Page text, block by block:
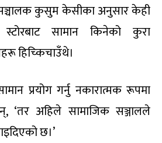
सञ्चालक कुसुम केसीका अनुसार केही
स्टोरबाट सामान किनेको कुरा
हिच्किचाउँथे।
प्रयोग गर्नु नकारात्मक रूपमा
‘तर अहिले सामाजिक सञ्जालले
छ।’